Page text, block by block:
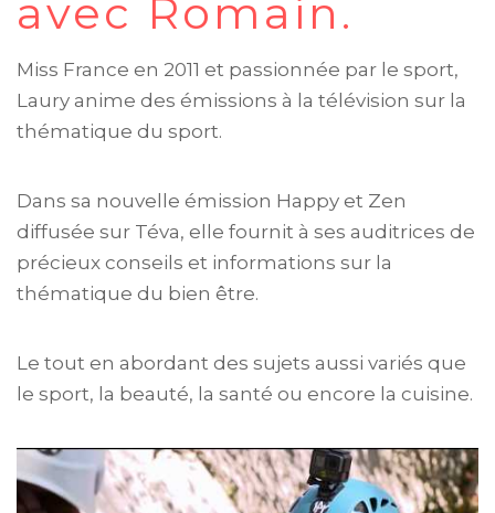
avec Romain.
Miss France en 2011 et passionnée par le sport,
Laury anime des émissions à la télévision sur la
thématique du sport.
Dans sa nouvelle émission Happy et Zen
diffusée sur Téva, elle fournit à ses auditrices de
précieux conseils et informations sur la
thématique du bien être.
Le tout en abordant des sujets aussi variés que
le sport, la beauté, la santé ou encore la cuisine.